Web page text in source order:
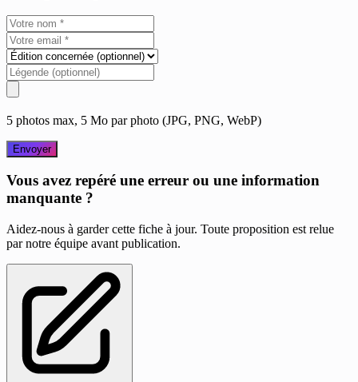
5 photos max, 5 Mo par photo (JPG, PNG, WebP)
Envoyer
Vous avez repéré une erreur ou une information
manquante ?
Aidez-nous à garder cette fiche à jour. Toute proposition est relue
par notre équipe avant publication.